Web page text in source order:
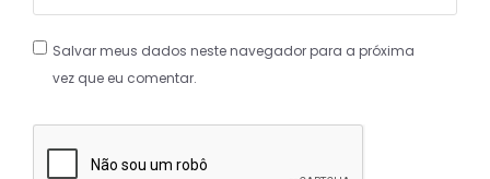
Salvar meus dados neste navegador para a próxima
vez que eu comentar.